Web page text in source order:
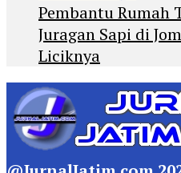
Pembantu Rumah
Juragan Sapi di
Liciknya